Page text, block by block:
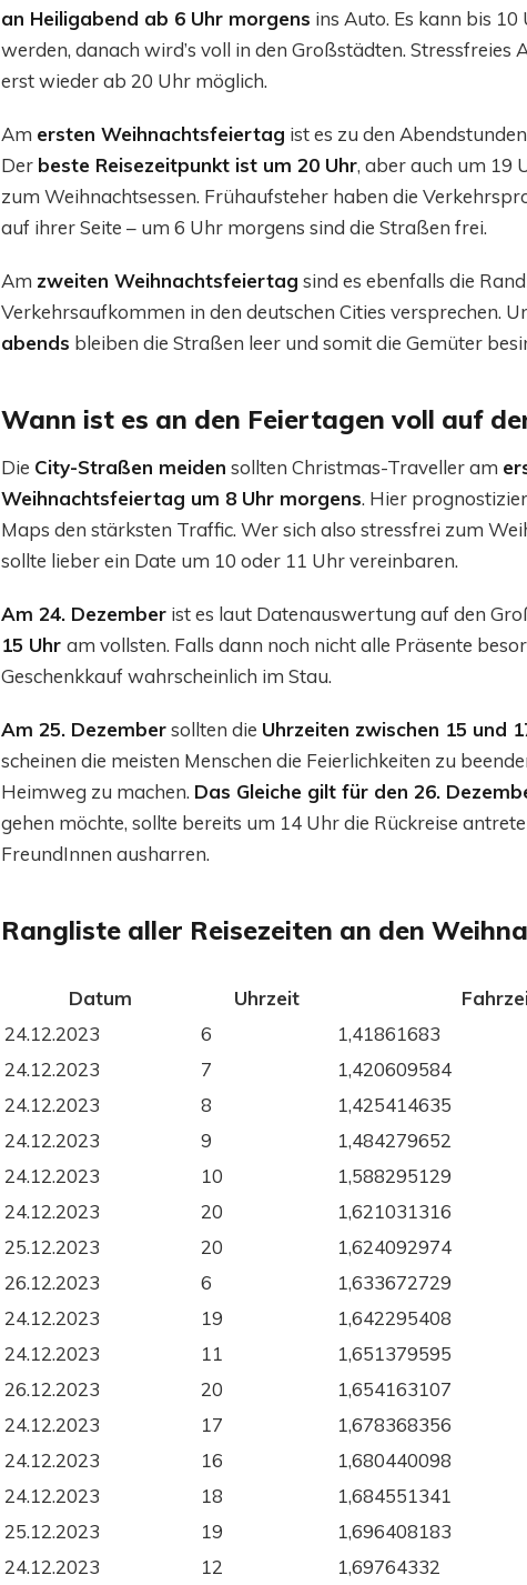
an Heiligabend ab 6 Uhr morgens ins Auto. Es kann bis
werden, danach wird’s voll in den Großstädten.
erst wieder ab 20 Uhr möglich.
Am ersten Weihnachtsfeiertag ist es zu den
Der beste Reisezeitpunkt ist um 20 Uhr, aber auch um 19
zum Weihnachtsessen. Frühaufsteher haben die
auf ihrer Seite – um 6 Uhr morgens sind die Straßen frei.
Am zweiten Weihnachtsfeiertag sind es ebenfalls die
Verkehrsaufkommen in den deutschen Cities versprechen.
abends bleiben die Straßen leer und somit die Gemüter
Wann ist es an den Feiertagen voll auf
Die City-Straßen meiden sollten Christmas-Traveller am
Weihnachtsfeiertag um 8 Uhr morgens. Hier
Maps den stärksten Traffic. Wer sich also stressfrei zum
sollte lieber ein Date um 10 oder 11 Uhr vereinbaren.
Am 24. Dezember ist es laut Datenauswertung auf den
15 Uhr am vollsten. Falls dann noch nicht alle Präsente
Geschenkkauf wahrscheinlich im Stau.
Am 25. Dezembersollten die Uhrzeiten zwischen 15 und
scheinen die meisten Menschen die Feierlichkeiten zu
Heimweg zu machen. Das Gleiche gilt für den 26.
gehen möchte, sollte bereits um 14 Uhr die Rückreise
FreundInnen ausharren.
Rangliste aller Reisezeiten an den
Datum Uhrzeit
24.12.2023
6
1,41861683
24.12.2023
7
1,420609584
24.12.2023
8
1,425414635
24.12.2023
9
1,484279652
24.12.2023
10
1,588295129
24.12.2023
20
1,621031316
25.12.2023
20
1,624092974
26.12.2023
6
1,633672729
24.12.2023
19
1,642295408
24.12.2023
11
1,651379595
26.12.2023
20
1,654163107
24.12.2023
17
1,678368356
24.12.2023
16
1,680440098
24.12.2023
18
1,684551341
25.12.2023
19
1,696408183
24.12.2023
12 1,69764332